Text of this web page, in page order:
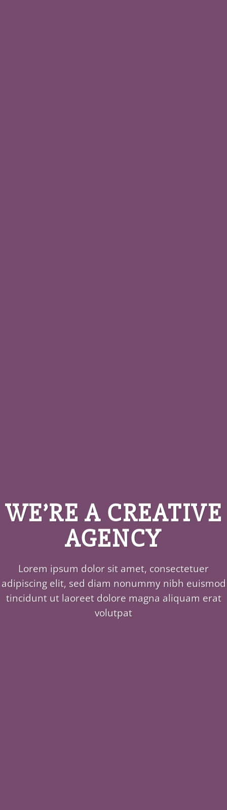
WE’RE A CREATIVE
AGENCY
Lorem ipsum dolor sit amet, consectetuer
adipiscing elit, sed diam nonummy nibh euismod
tincidunt ut laoreet dolore magna aliquam erat
volutpat